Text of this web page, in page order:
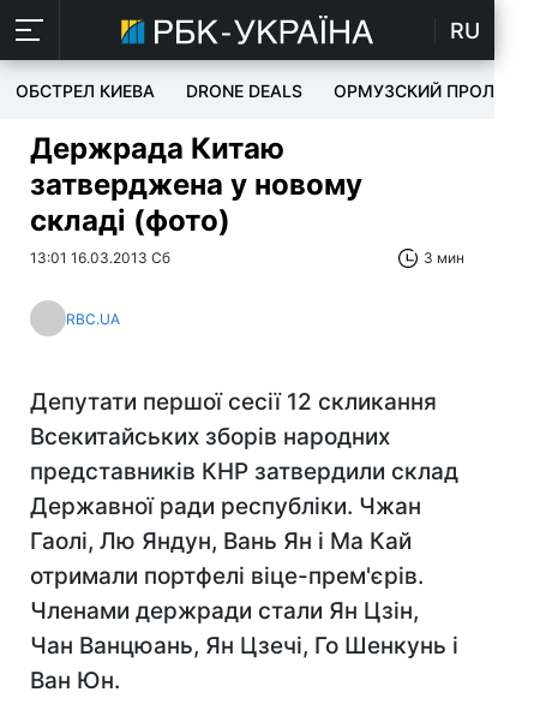
RU
ОБСТРЕЛ КИЕВА DRONE DEALS ОРМУЗСКИЙ ПРОЛИВ
Держрада Китаю
затверджена у новому
складі (фото)
13:01 16.03.2013 Сб 3 мин
RBC.UA
Депутати першої сесії 12 скликання
Всекитайських зборів народних
представників КНР затвердили склад
Державної ради республіки. Чжан
Гаолі, Лю Яндун, Вань Ян і Ма Кай
отримали портфелі віце-прем'єрів.
Членами держради стали Ян Цзін,
Чан Ванцюань, Ян Цзечі, Го Шенкунь і
Ван Юн.